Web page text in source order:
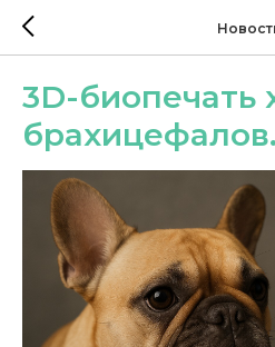
3D-биопечать
брахицефалов.